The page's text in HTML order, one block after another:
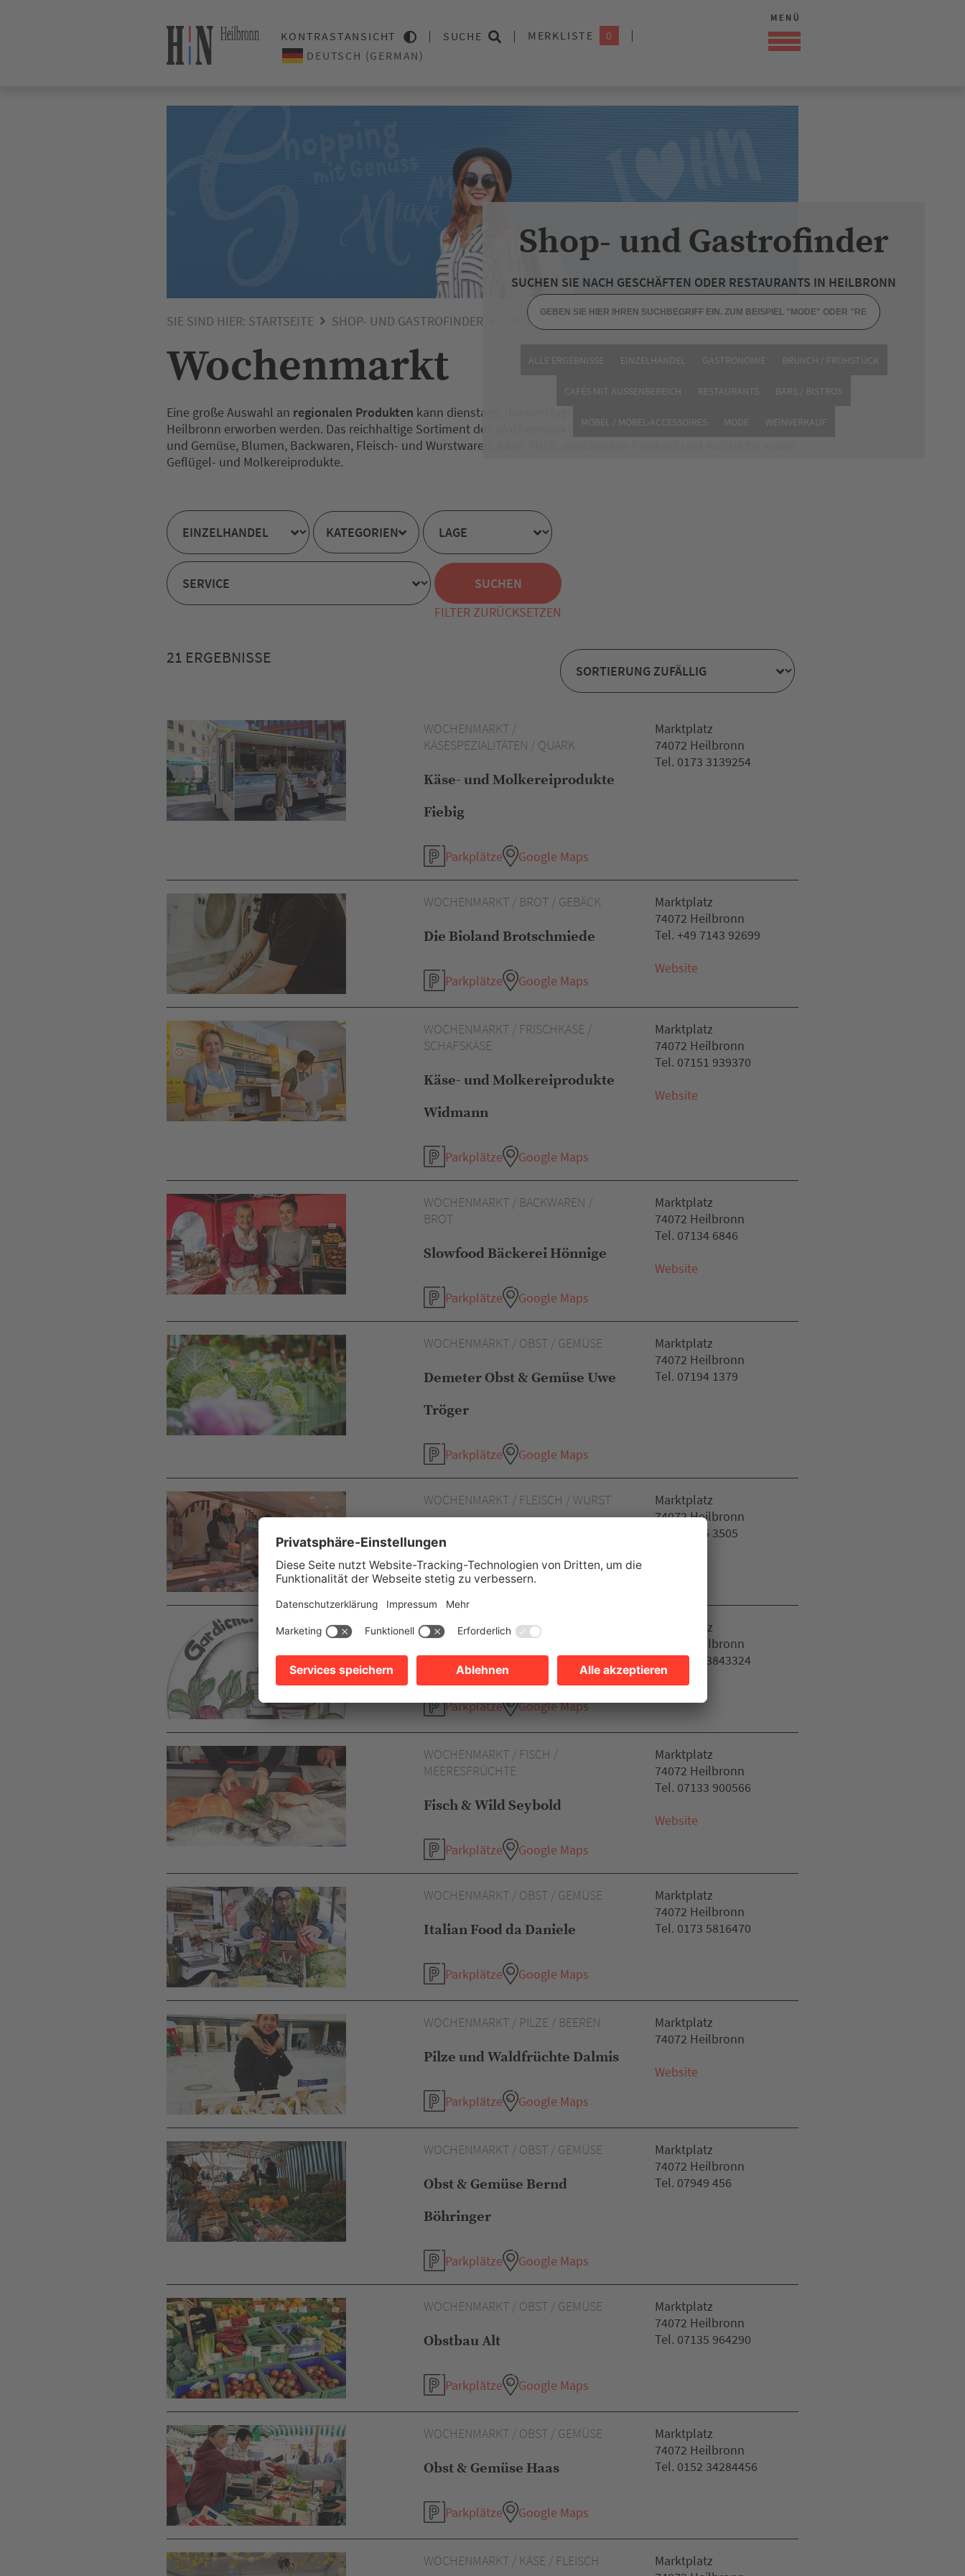
KONTRASTANSICHT SUCHE MERKLISTE 0
Shop- und Gastrofinder
SUCHEN SIE NACH GESCHÄFTEN ODER RESTAURANTS IN HEILBRONN
ALLE ERGEBNISSE EINZELHANDEL GASTRONOMIE BRUNCH / FRÜHSTÜCK
CAFÉS MIT AUSSENBEREICH RESTAURANTS BARS / BISTROS
MÖBEL / MÖBEL-ACCESSOIRES MODE WEINVERKAUF
SIE SIND HIER: STARTSEITE SHOP- UND GASTROFINDER EINZELHANDEL
Wochenmarkt
Eine große Auswahl an regionalen Produkten kann dienstags, donnerstags und samstags auf dem
Heilbronn erworben werden. Das reichhaltige Sortiment des Wochenmarktes umfasst unter anderem frisches Obst
und Gemüse, Blumen, Backwaren, Fleisch- und Wurstwaren, Käse, Fisch, mediterrane Feinkost und Aufstriche sowie
Geflügel- und Molkereiprodukte.
KATEGORIEN
FILTER ZURÜCKSETZEN
21 ERGEBNISSE
WOCHENMARKT /
KÄSESPEZIALITÄTEN / QUARK
Käse- und Molkereiprodukte
Fiebig
Parkplätze Google Maps
Marktplatz
74072 Heilbronn
Tel. 0173 3139254
WOCHENMARKT / BROT / GEBÄCK
Die Bioland Brotschmiede
Parkplätze Google Maps
Marktplatz
74072 Heilbronn
Tel. +49 7143 92699
Website
WOCHENMARKT / FRISCHKÄSE /
SCHAFSKÄSE
Käse- und Molkereiprodukte
Widmann
Parkplätze Google Maps
Marktplatz
74072 Heilbronn
Tel. 07151 939370
Website
WOCHENMARKT / BACKWAREN /
BROT
Slowfood Bäckerei Hönnige
Parkplätze Google Maps
Marktplatz
74072 Heilbronn
Tel. 07134 6846
Website
WOCHENMARKT / OBST / GEMÜSE
Demeter Obst & Gemüse Uwe
Tröger
Parkplätze Google Maps
Marktplatz
74072 Heilbronn
Tel. 07194 1379
WOCHENMARKT / FLEISCH / WURST
Metzgerei Häfele
Parkplätze Google Maps
Marktplatz
74072 Heilbronn
Tel. 07195 3505
WOCHENMARKT / EIER / NUDELN
Gardicher Hoflädle
Parkplätze Google Maps
Marktplatz
74072 Heilbronn
Tel. 0171 3843324
WOCHENMARKT / FISCH /
MEERESFRÜCHTE
Fisch & Wild Seybold
Parkplätze Google Maps
Marktplatz
74072 Heilbronn
Tel. 07133 900566
Website
WOCHENMARKT / OBST / GEMÜSE
Italian Food da Daniele
Parkplätze Google Maps
Marktplatz
74072 Heilbronn
Tel. 0173 5816470
WOCHENMARKT / PILZE / BEEREN
Pilze und Waldfrüchte Dalmis
Parkplätze Google Maps
Marktplatz
74072 Heilbronn
Website
WOCHENMARKT / OBST / GEMÜSE
Obst & Gemüse Bernd
Böhringer
Parkplätze Google Maps
Marktplatz
74072 Heilbronn
Tel. 07949 456
WOCHENMARKT / OBST / GEMÜSE
Obstbau Alt
Parkplätze Google Maps
Marktplatz
74072 Heilbronn
Tel. 07135 964290
WOCHENMARKT / OBST / GEMÜSE
Obst & Gemüse Haas
Parkplätze Google Maps
Marktplatz
74072 Heilbronn
Tel. 0152 34284456
WOCHENMARKT / KÄSE / FLEISCH
Marktplatz